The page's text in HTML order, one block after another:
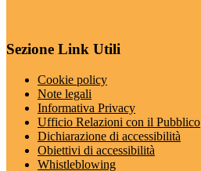
Sezione Link Utili
Cookie policy
Note legali
Informativa Privacy
Ufficio Relazioni con il Pubblico
Dichiarazione di accessibilità
Obiettivi di accessibilità
Whistleblowing